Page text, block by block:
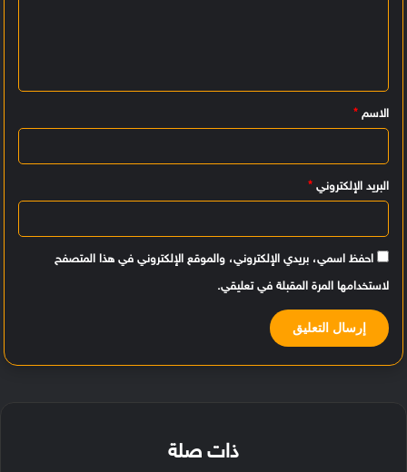
ي
ق
الاسم *
البريد الإلكتروني *
احفظ اسمي، بريدي الإلكتروني، والموقع الإلكتروني في هذا المتصفح
لاستخدامها المرة المقبلة في تعليقي.
ذات صلة